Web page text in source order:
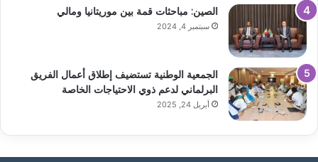
الصين: مباحثات قمة بين موريتانيا ومالي
سبتمبر 4, 2024
الجمعية الوطنية تستضيف إطلاق أعمال الفريق
البرلماني لدعم ذوي الاحتياجات الخاصة
أبريل 24, 2025